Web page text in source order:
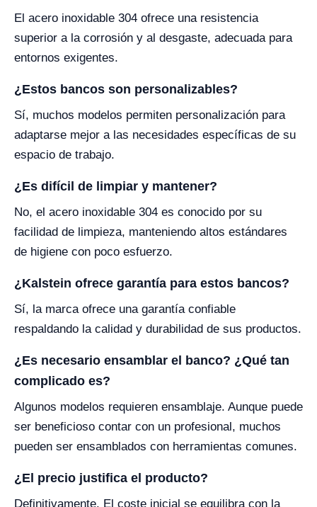
El acero inoxidable 304 ofrece una resistencia
superior a la corrosión y al desgaste, adecuada para
entornos exigentes.
¿Estos bancos son personalizables?
Sí, muchos modelos permiten personalización para
adaptarse mejor a las necesidades específicas de su
espacio de trabajo.
¿Es difícil de limpiar y mantener?
No, el acero inoxidable 304 es conocido por su
facilidad de limpieza, manteniendo altos estándares
de higiene con poco esfuerzo.
¿Kalstein ofrece garantía para estos bancos?
Sí, la marca ofrece una garantía confiable
respaldando la calidad y durabilidad de sus productos.
¿Es necesario ensamblar el banco? ¿Qué tan
complicado es?
Algunos modelos requieren ensamblaje. Aunque puede
ser beneficioso contar con un profesional, muchos
pueden ser ensamblados con herramientas comunes.
¿El precio justifica el producto?
Definitivamente. El coste inicial se equilibra con la